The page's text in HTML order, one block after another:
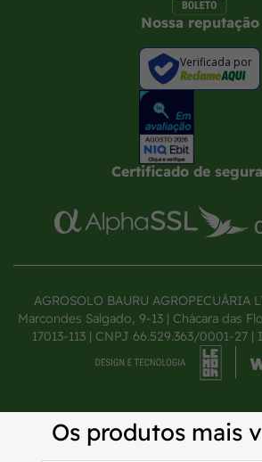
Nossa reputação
Verificada por
Certificado de
AGROSOLO BAURU AGROPECUÁRIA
Marcondes Salgado, 9-13 | Chácara das
17013-113 | CNPJ 66.529.363/0001-27 |